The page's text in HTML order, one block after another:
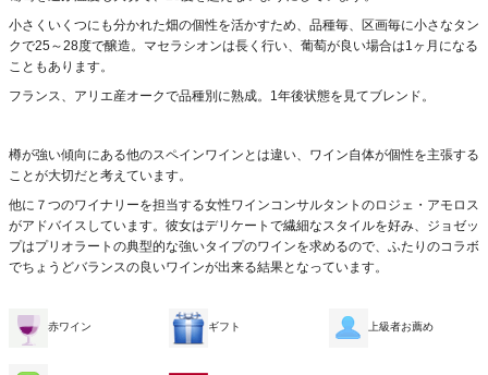
小さくいくつにも分かれた畑の個性を活かすため、品種毎、区画毎に小さなタン
クで25～28度で醸造。マセラシオンは長く行い、葡萄が良い場合は1ヶ月になる
こともあります。
フランス、アリエ産オークで品種別に熟成。1年後状態を見てブレンド。
樽が強い傾向にある他のスペインワインとは違い、ワイン自体が個性を主張する
ことが大切だと考えています。
他に７つのワイナリーを担当する女性ワインコンサルタントのロジェ・アモロス
がアドバイスしています。彼女はデリケートで繊細なスタイルを好み、ジョゼッ
プはプリオラートの典型的な強いタイプのワインを求めるので、ふたりのコラボ
でちょうどバランスの良いワインが出来る結果となっています。
赤ワイン ギフト 上級者お薦め